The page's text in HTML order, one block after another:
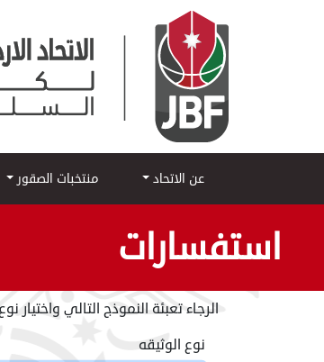
عن الاتحاد منتخبات الصقور
استفسارات
الرجاء تعبئة النموذج التالي
نوع الوثيقه